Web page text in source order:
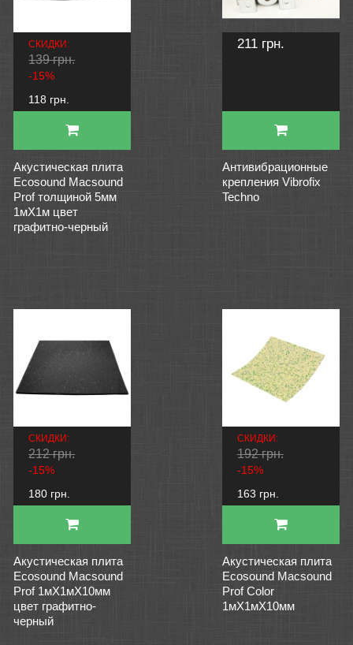
СКИДКИ:
139 грн.
-15%
118 грн.
Акустическая плита
Ecosound Macsound
Prof толщиной 5мм
1мХ1м цвет
графитно-черный
211 грн.
Антивибрационные
крепления Vibrofix
Techno
СКИДКИ:
212 грн.
-15%
180 грн.
Акустическая плита
Ecosound Macsound
Prof 1мХ1мХ10мм
цвет графитно-
черный
СКИДКИ:
192 грн.
-15%
163 грн.
Акустическая плита
Ecosound Macsound
Prof Color
1мХ1мХ10мм